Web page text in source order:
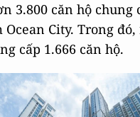
3.800 căn hộ chung
Ocean City. Trong
cấp 1.666 căn hộ.